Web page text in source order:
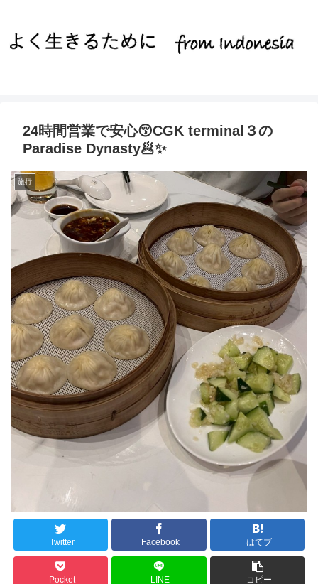
24時間営業で安心😚CGK terminal３の
Paradise Dynasty🥟✨️
旅行
Twitter Facebook はてブ
Pocket LINE コピー